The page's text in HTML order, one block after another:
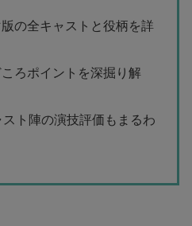
版の全キャストと役柄を詳
ろポイントを深掘り解
ト陣の演技評価もまるわ